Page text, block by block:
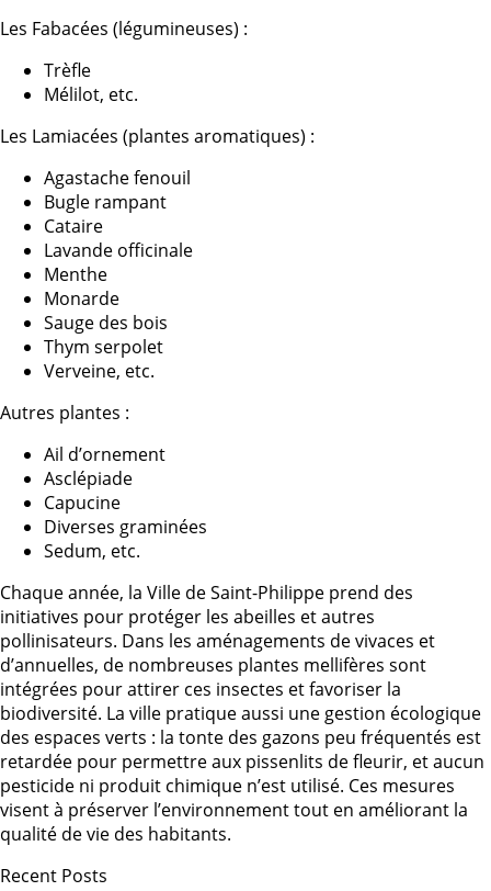
Les Fabacées (légumineuses) :
Trèfle
Mélilot, etc.
Les Lamiacées (plantes aromatiques) :
Agastache fenouil
Bugle rampant
Cataire
Lavande officinale
Menthe
Monarde
Sauge des bois
Thym serpolet
Verveine, etc.
Autres plantes :
Ail d’ornement
Asclépiade
Capucine
Diverses graminées
Sedum, etc.
Chaque année, la Ville de Saint-Philippe prend des
initiatives pour protéger les abeilles et autres
pollinisateurs. Dans les aménagements de vivaces et
d’annuelles, de nombreuses plantes mellifères sont
intégrées pour attirer ces insectes et favoriser la
biodiversité. La ville pratique aussi une gestion écologique
des espaces verts : la tonte des gazons peu fréquentés est
retardée pour permettre aux pissenlits de fleurir, et aucun
pesticide ni produit chimique n’est utilisé. Ces mesures
visent à préserver l’environnement tout en améliorant la
qualité de vie des habitants.
Recent Posts